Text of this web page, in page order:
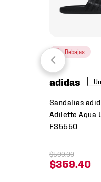
Rebajas
adidas
Sandalias
Adilette Aqua
F35550
$359 40
$599.00